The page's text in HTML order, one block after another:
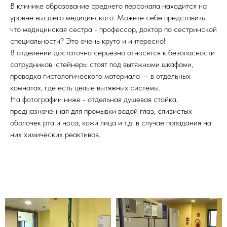
В клинике образование среднего персонала находится на
уровне высшего медицинского. Можете себе представить,
что медицинская сестра - профессор, доктор по сестринской
специальности? Это очень круто и интересно!
В отделении достаточно серьезно относятся к безопасности
сотрудников: стейнеры стоят под вытяжными шкафами,
проводка гистологического материала — в отдельных
комнатах, где есть целые вытяжных системы.
На фотографии ниже - отдельная душевая стойка,
предназначенная для промывки водой глаз, слизистых
оболочек рта и носа, кожи лица и т.д. в случае попадания на
них химических реактивов.